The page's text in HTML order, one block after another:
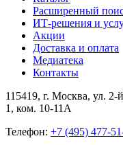
Расширенный
ИТ-решения и
Акции
Доставка и оплата
Медиатека
Контакты
115419, г. Москва, ул. 2-
1, ком. 10-11А
Телефон: +7 (495) 477-